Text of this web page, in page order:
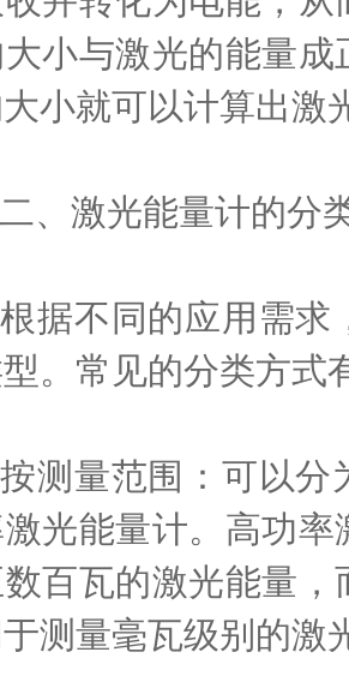
小与激光的能量
小就可以计算出激
激光能量计的分
不同的应用需求
。常见的分类方式
量范围：可以分
光能量计。高功
百瓦的激光能量
测量毫瓦级别的激